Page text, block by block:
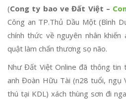
(Cong ty bao ve Đất Việt –
Công an TP.Thủ Dầu Một (Bình
chính thức về nguyên nhân
quật làm chấn thương sọ não.
Như Đất Việt Online đã thông tin
anh Đoàn Hữu Tài (n28 tuổi, ngụ
thú tại KDL) xách thùng sơn đi